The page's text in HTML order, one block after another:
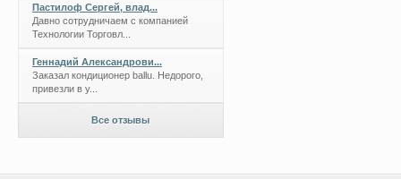
Пастилоф Сергей, влад...
Давно сотрудничаем с компанией
Технологии Торговл...
Геннадий Александрови...
Заказал кондиционер ballu. Недорого,
привезли в у...
Все отзывы